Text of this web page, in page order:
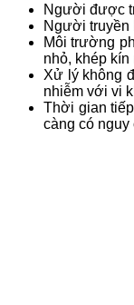
Người được
Người truyền
Môi trường
nhỏ, khép kín
Xử lý không
nhiễm với vi
Thời gian
càng có nguy